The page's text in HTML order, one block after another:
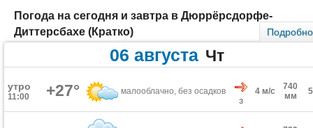
Погода на сегодня и завтра в Дюррёрсдорфе-
Диттерсбахе (Кратко)
Подробно
06 августа Чт
утро
11:00 +27° малооблачно, без осадков
З
4 м/с
740
мм